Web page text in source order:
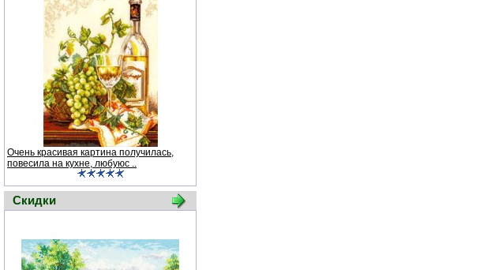
Очень красивая картина получилась,
повесила на кухне, любуюс ..
Скидки